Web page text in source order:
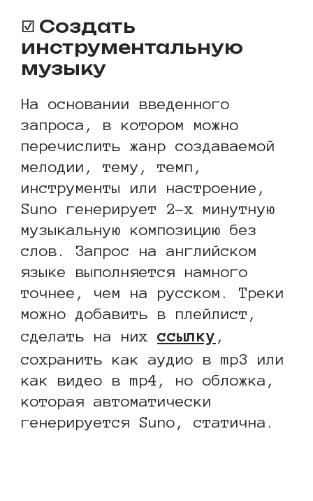
☑ Создать
инструментальную
музыку
На основании введенного
запроса, в котором можно
перечислить жанр создаваемой
мелодии, тему, темп,
инструменты или настроение,
Suno генерирует 2-х минутную
музыкальную композицию без
слов. Запрос на английском
языке выполняется намного
точнее, чем на русском. Треки
можно добавить в плейлист,
сделать на них ссылку ,
сохранить как аудио в mp3 или
как видео в mp4, но обложка,
которая автоматически
генерируется Suno, статична.